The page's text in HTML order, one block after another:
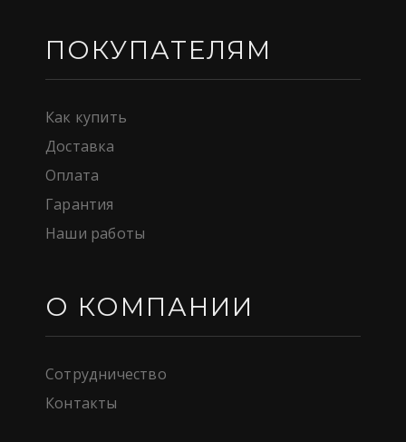
ПОКУПАТЕЛЯМ
Как купить
Доставка
Оплата
Гарантия
Наши работы
О КОМПАНИИ
Сотрудничество
Контакты